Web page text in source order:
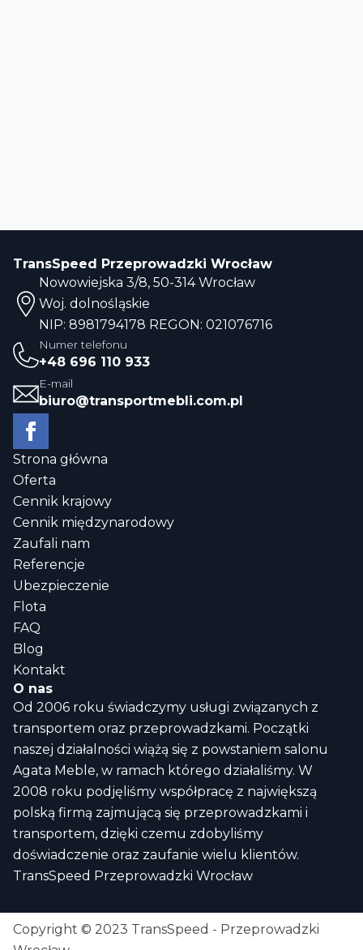
TransSpeed Przeprowadzki Wrocław
Nowowiejska 3/8, 50-314 Wrocław
Woj. dolnośląskie
NIP: 8981794178 REGON: 021076716
Numer telefonu
+48 696 110 933
E-mail
biuro@transportmebli.com.pl
Strona główna
Oferta
Cennik krajowy
Cennik międzynarodowy
Zaufali nam
Referencje
Ubezpieczenie
Flota
FAQ
Blog
Kontakt
O nas
Od 2006 roku świadczymy usługi związanych z
transportem oraz przeprowadzkami. Początki
naszej działalności wiążą się z powstaniem salonu
Agata Meble, w ramach którego działaliśmy. W
2008 roku podjęliśmy współpracę z największą
polską firmą zajmującą się przeprowadzkami i
transportem, dzięki czemu zdobyliśmy
doświadczenie oraz zaufanie wielu klientów.
TransSpeed Przeprowadzki Wrocław
Copyright © 2023 TransSpeed - Przeprowadzki